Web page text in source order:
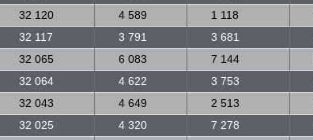
32 120 4 589 1 118
32 117 3 791 3 681
32 065 6 083 7 144
32 064 4 622 3 753
32 043 4 649 2 513
32 025 4 320 7 278